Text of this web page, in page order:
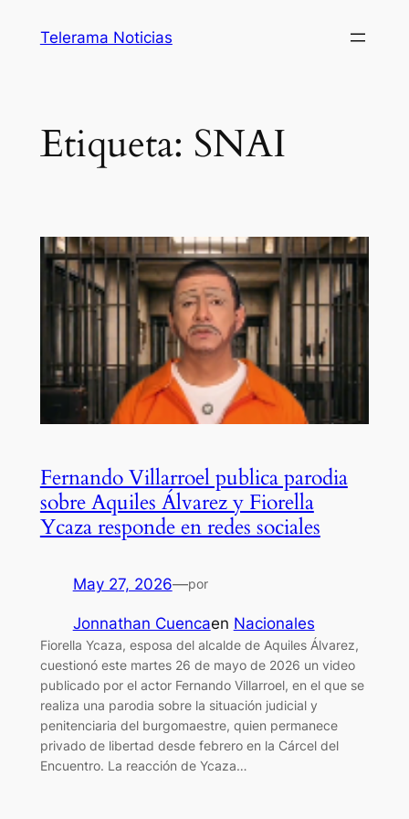
Telerama Noticias
Etiqueta: SNAI
Fernando Villarroel publica parodia
sobre Aquiles Álvarez y Fiorella
Ycaza responde en redes sociales
May 27, 2026—por
Jonnathan Cuencaen Nacionales
Fiorella Ycaza, esposa del alcalde de Aquiles Álvarez,
cuestionó este martes 26 de mayo de 2026 un video
publicado por el actor Fernando Villarroel, en el que se
realiza una parodia sobre la situación judicial y
penitenciaria del burgomaestre, quien permanece
privado de libertad desde febrero en la Cárcel del
Encuentro. La reacción de Ycaza…